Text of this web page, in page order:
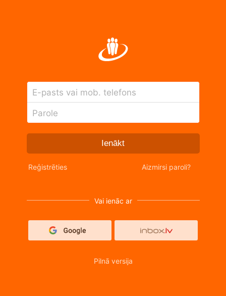
E-pasts vai mob. telefons
Parole
Ienākt
Reģistrēties Aizmirsi paroli?
Vai ienāc ar
Pilnā versija